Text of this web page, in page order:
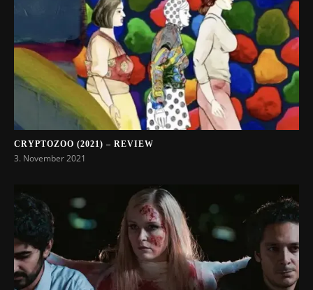
CRYPTOZOO (2021) – REVIEW
3. November 2021